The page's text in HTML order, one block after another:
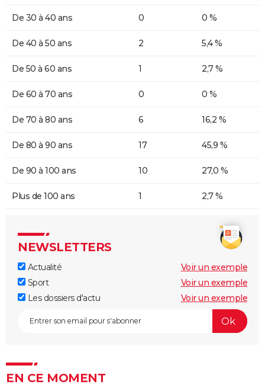
De 30 à 40 ans 0 0 %
De 40 à 50 ans 2 5,4 %
De 50 à 60 ans 1 2,7 %
De 60 à 70 ans 0 0 %
De 70 à 80 ans 6 16,2 %
De 80 à 90 ans 17 45,9 %
De 90 à 100 ans 10 27,0 %
Plus de 100 ans 1 2,7 %
NEWSLETTERS
Actualité
Voir un exemple
Sport
Voir un exemple
Les dossiers d'actu
Voir un exemple
EN CE MOMENT